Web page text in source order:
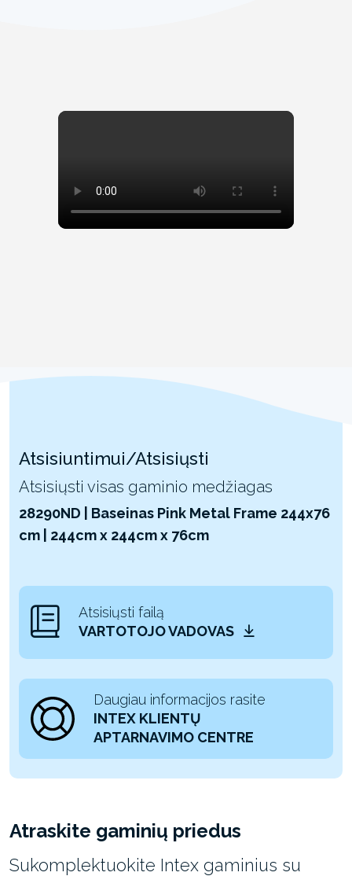
Atsisiuntimui/Atsisiųsti
Atsisiųsti visas gaminio medžiagas
28290ND | Baseinas Pink Metal Frame 244x76
cm | 244cm x 244cm x 76cm
Atsisiųsti failą
VARTOTOJO VADOVAS
Daugiau informacijos rasite
INTEX KLIENTŲ
APTARNAVIMO CENTRE
Atraskite gaminių priedus
Sukomplektuokite Intex gaminius su